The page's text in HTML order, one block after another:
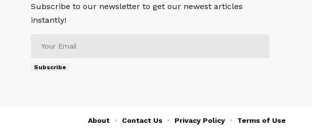
Subscribe to our newsletter to get our newest articles
instantly!
Subscribe
About Contact Us Privacy Policy Terms of Use